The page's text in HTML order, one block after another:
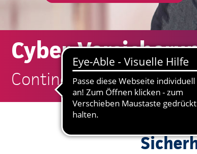
Cyber-
Continentale: Geßmann